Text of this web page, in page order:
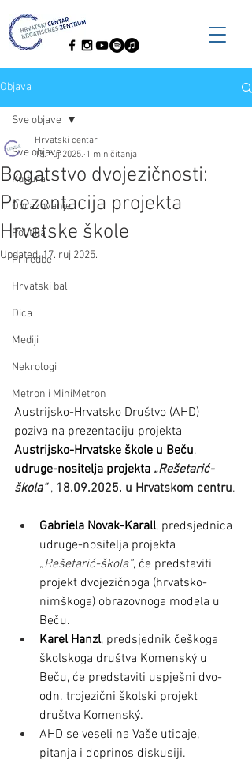
Objava
Sve objave
Kultura
Obrazovanje
Politika
Priredbe
Hrvatski bal
Dica
Mediji
Nekrologi
Metron i MiniMetron
Sve objave
Bogatstvo dvojezičnosti:
Prezentacija projekta
Hrvatske škole
Hrvatski centar
15. ruj 2025. 1 min čitanja
Updated:17. ruj 2025.
Austrijsko-Hrvatsko Društvo (AHD)
poziva na prezentaciju projekta
Austrijsko-Hrvatske škole u Beču,
udruge-nositelja projekta „Rešetarić-
škola“ , 18.09.2025. u Hrvatskom centru.
Gabriela Novak-Karall, predsjednica
udruge-nositelja projekta
„Rešetarić-škola“, će predstaviti
projekt dvojezičnoga (hrvatsko-
nimškoga) obrazovnoga modela u
Beču.
Karel Hanzl, predsjednik češkoga
školskoga društva Komenský u
Beču, će predstaviti uspješni dvo-
odn. trojezični školski projekt
društva Komenský.
AHD se veseli na Vaše uticaje,
pitanja i doprinos diskusiji.